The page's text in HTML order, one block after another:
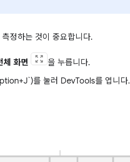
정하는 것이 중요합니다.
체 화면
을 누릅니다.
를 눌러 DevTools를 엽니다.